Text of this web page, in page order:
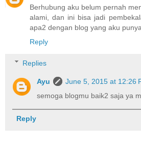
Berhubung aku belum pernah
alami, dan ini bisa jadi
apa2 dengan blog yang aku
Reply
Replies
Ayu
June 5, 2015 at 12:26
semoga blogmu baik2 saja ya
Reply